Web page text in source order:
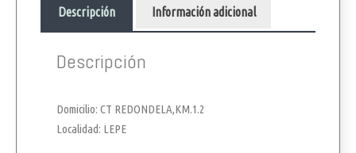
Descripción Información adicional
Descripción
Domicilio: CT REDONDELA,KM.1.2
Localidad: LEPE